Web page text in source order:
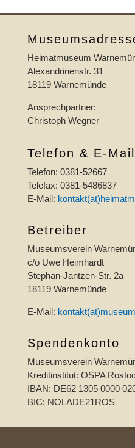
Heimatmuseum
Alexandrinenstr. 31
18119 Warnemünde
Ansprechpartner:
Christoph Wegner
Telefon & E-Mail
Telefon: 0381-52667
Telefax: 0381-5486837
E-Mail:
Betreiber
Museumsverein
c/o Uwe Heimhardt
Stephan-Jantzen-Str. 2a
18119 Warnemünde
E-Mail:
Spendenkonto
Museumsverein
Kreditinstitut: OSPA
IBAN: DE62 1305 0000
BIC: NOLADE21ROS